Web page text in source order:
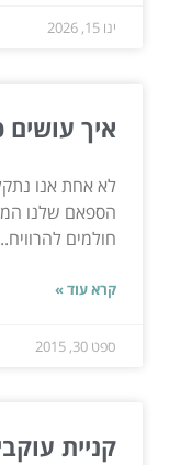
ינו 15, 2026
איך עושים
לא אחת אנו
הספאם שלנו
חולמים
קרא עוד »
ספט 30, 2015
קניית